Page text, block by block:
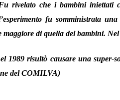
rivelato che i bambini iniettati
fu somministrata
di quella dei bambini.
1989 risultò causare una super-
del COMILVA)